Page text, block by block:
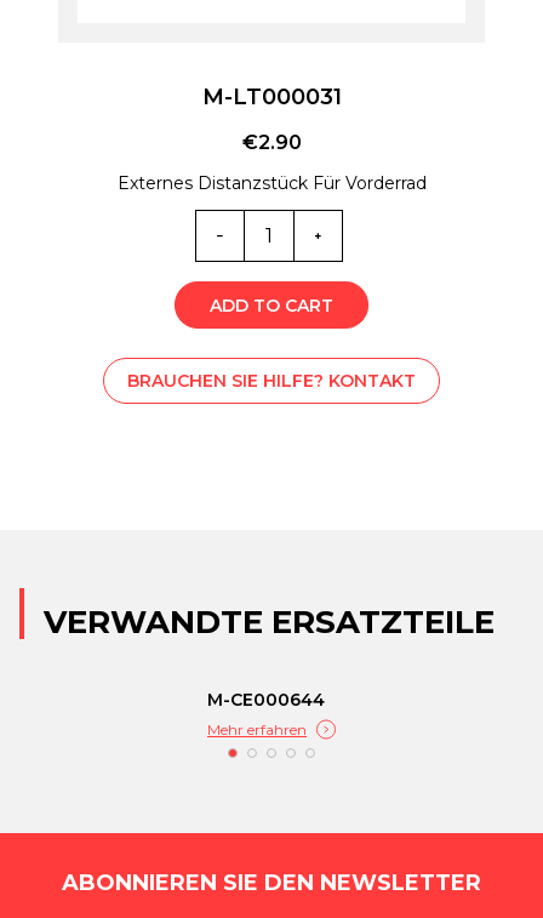
M-LT000031
€2.90
Externes Distanzstück Für Vorderrad
M-
LT000031
Menge
ADD TO CART
BRAUCHEN SIE HILFE? KONTAKT
VERWANDTE ERSATZTEILE
M-CE000644
Mehr erfahren
ABONNIEREN SIE DEN NEWSLETTER